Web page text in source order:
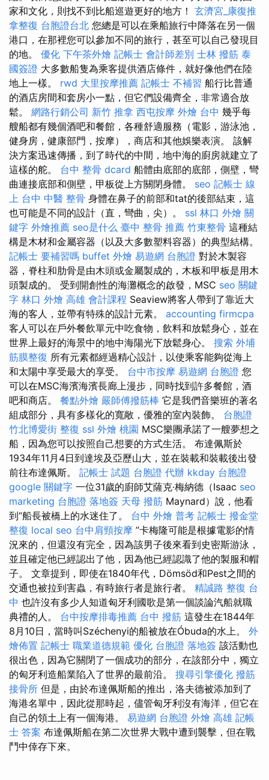
家和文化，則找不到比船巡遊更好的地方！ 玄濟宮_康復推
拿整復 台胞證台北 您總是可以在乘船旅行中降落在另一個
港口，在那裡您可以參加不同的旅行，甚至可以自己發現目
的地。 優化 下午茶外燴 記帳士 會計師差別 士林 撥筋 泰
國簽證 大多數船隻為乘客提供酒店條件，就好像他們在陸
地上一樣。 rwd 大里按摩推薦 記帳士 不補習 船行比普通
的酒店房間和套房小一點，但它們設備齊全，非常適合放
鬆。 網路行銷公司 新竹 推拿 西屯按摩 外燴 台中 幾乎每
艘船都有幾個酒吧和餐館，各種舒適服務（電影，游泳池，
健身房，健康部門，按摩），商店和其他娛樂表演。 該解
決方案迅速傳播，到了時代的中間，地中海的廚房就建立了
這樣的舵。 台中 整骨 dcard 船體由底部的底部，側壁，彎
曲連接底部和側壁，甲板從上方關閉身體。 seo 記帳士 線
上 台中 中醫 整骨 身體在鼻子的前部和tat的後部結束，這
也可能是不同的設計（直，彎曲，尖）。 ssl 林口 外燴 關
鍵字 外燴推薦 seo是什么 臺中 整骨 推薦 竹東整骨 這種結
構是木材和金屬容器（以及大多數塑料容器）的典型結構。
記帳士 要補習嗎 buffet 外燴 易遊網 台胞證 對於木製容
器，脊柱和肋骨是由木頭或金屬製成的，木板和甲板是用木
頭製成的。 受到開創性的海灘概念的啟發，MSC seo 關鍵
字 林口 外燴 高雄 會計課程 Seaview將客人帶到了靠近大
海的客人，並帶有特殊的設計元素。 accounting firmcpa
客人可以在戶外餐飲單元中吃食物，飲料和放鬆身心，並在
世界上最好的海景中的地中海陽光下放鬆身心。 搜索 外埔
筋膜整復 所有元素都經過精心設計，以使乘客能夠從海上
和太陽中享受最大的享受。 台中市按摩 易遊網 台胞證 您
可以在MSC海濱海濱長廊上漫步，同時找到許多餐館，酒
吧和商店。 餐點外燴 嚴師傅撥筋棒 它是我們音樂班的著名
組成部分，具有多樣化的寬敞，優雅的室內裝飾。 台胞證
竹北博愛街 整復 ssl 外燴 桃園 MSC樂團承諾了一艘夢想之
船，因為您可以按照自己想要的方式生活。 布達佩斯於
1934年11月4日到達埃及亞歷山大，並在裝載和裝載後出發
前往布達佩斯。 記帳士 試題 台胞證 代辦 kkday 台胞證
google 關鍵字 一位31歲的廚師艾薩克·梅納德（Isaac seo
marketing 台胞證 落地簽 天母 撥筋 Maynard）說，他看
到“船長被橋上的水迷住了。 台中 外燴 普考 記帳士 撥金堂
整復 local seo 台中肩頸按摩 ”卡梅隆可能是根據電影的情
況來的，但還沒有完全，因為該男子後來看到史密斯游泳，
並且確定他已經認出了他，因為他已經認識了他的製服和帽
子。 文章提到，即使在1840年代，Dömsöd和Pest之間的
交通也被拉到害蟲，有時旅行者是旅行者。 精誠路 整復 台
中 也許沒有多少人知道匈牙利國歌是第一個談論汽船就職
典禮的人。 台中按摩排毒推薦 台中 撥筋 這發生在1844年
8月10日，當時叫Széchenyi的船被放在Óbuda的水上。 外
燴佈置 記帳士 職業道德規範 優化 台胞證 落地簽 該活動也
很出色，因為它關閉了一個成功的部分，在該部分中，獨立
的匈牙利造船業陷入了世界的最前沿。 搜尋引擎優化 撥筋
接骨所 但是，由於布達佩斯船的推出，洛夫德被添加到了
海港名單中，因此從那時起，儘管匈牙利沒有海洋，但它在
自己的領土上有一個海港。 易遊網 台胞證 外燴 高雄 記帳
士 答案 布達佩斯船在第二次世界大戰中遭到襲擊，但在戰
鬥中倖存下來。